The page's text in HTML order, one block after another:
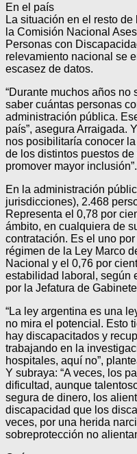
En el país
La situación en el resto
la Comisión Nacional
Personas con
relevamiento nacional se
escasez de datos.
“Durante muchos años
saber cuántas personas
administración pública.
país”, asegura Arraigada.
nos posibilitaría conocer
de los distintos puestos
promover mayor inclusión”.
En la administración
jurisdicciones), 2.468
Representa el 0,78 por
ámbito, en cualquiera de
contratación. Es el uno
régimen de la Ley Marco
Nacional y el 0,76 por
estabilidad laboral, según
por la Jefatura de
“La ley argentina es una
no mira el potencial. Esto
hay discapacitados y
trabajando en la
hospitales, aquí no”,
Y subraya: “A veces, los
dificultad, aunque
segura de dinero, los
discapacidad que los
veces, por una herida
sobreprotección no